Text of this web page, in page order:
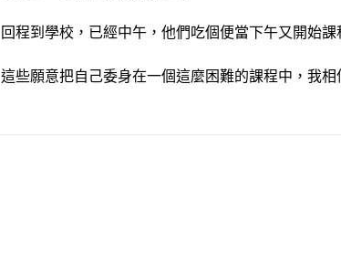
回程到學校，已經中午，他們吃個便當下午又開始
這些願意把自己委身在一個這麼困難的課程中，我